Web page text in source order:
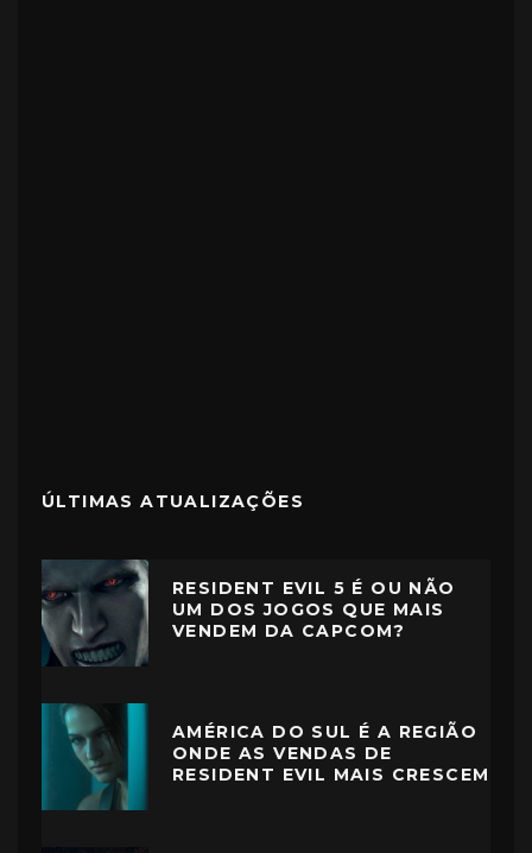
ÚLTIMAS ATUALIZAÇÕES
RESIDENT EVIL 5 É OU NÃO
UM DOS JOGOS QUE MAIS
VENDEM DA CAPCOM?
AMÉRICA DO SUL É A REGIÃO
ONDE AS VENDAS DE
RESIDENT EVIL MAIS CRESCEM